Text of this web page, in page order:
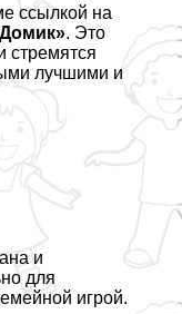
ссылкой на
. Это
стремятся
лучшими и
и
для
игрой.